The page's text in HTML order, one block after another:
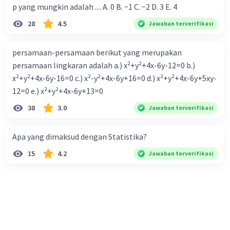
p yang mungkin adalah .... A. 0 B. −1 C. −2 D. 3 E. 4
28 4.5 Jawaban terverifikasi
persamaan-persamaan berikut yang merupakan
persamaan lingkaran adalah a.) x²+y²+4x-6y-12=0 b.)
x²+y²+4x-6y-16=0 c.) x²-y²+4x-6y+16=0 d.) x²+y²+4x-6y+5xy-
12=0 e.) x²+y²+4x-6y+13=0
38 3.0 Jawaban terverifikasi
Apa yang dimaksud dengan Statistika?
15 4.2 Jawaban terverifikasi